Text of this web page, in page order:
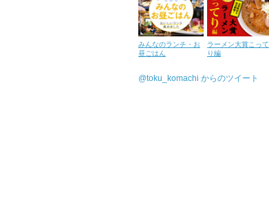
みんなのランチ・お
昼ごはん
ラーメン大賞こって
り編
@toku_komachi からのツイート